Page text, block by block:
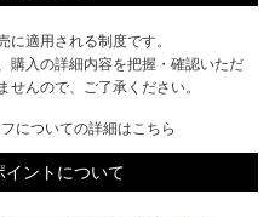
適用される制度です。
購入の詳細内容を把握・確認いただ
んので、ご了承ください。
についての詳細はこちら
イントについて